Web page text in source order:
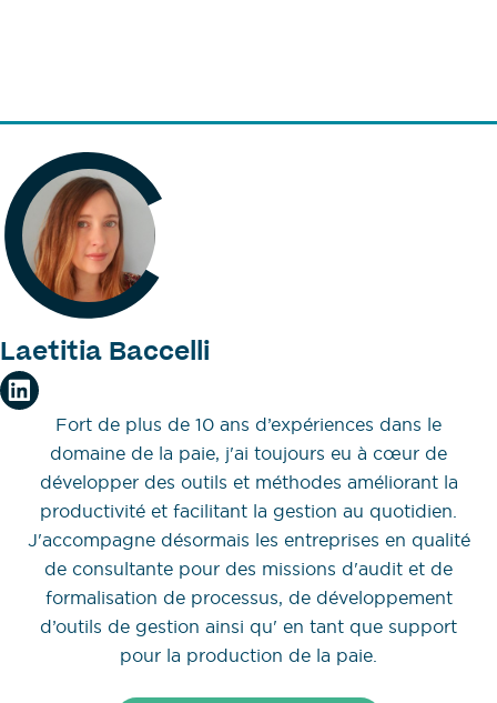
Laetitia Baccelli
Fort de plus de 10 ans d’expériences dans le
domaine de la paie, j'ai toujours eu à cœur de
développer des outils et méthodes améliorant la
productivité et facilitant la gestion au quotidien.
J'accompagne désormais les entreprises en qualité
de consultante pour des missions d'audit et de
formalisation de processus, de développement
d’outils de gestion ainsi qu' en tant que support
pour la production de la paie.